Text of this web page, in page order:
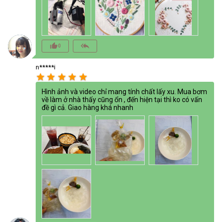
thumb_up_alt0 reply_all
n*****i
star star star star star
Hình ảnh và video chỉ mang tính chất lấy xu. Mua bơm
về làm ở nhà thấy cũng ổn , đến hiện tại thì ko có vấn
đề gì cả. Giao hàng khá nhanh